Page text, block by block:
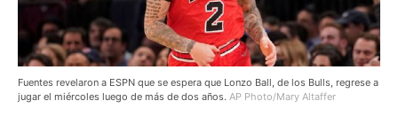
Fuentes revelaron a ESPN que se espera que Lonzo Ball, de los Bulls, regrese a
jugar el miércoles luego de más de dos años. AP Photo/Mary Altaffer